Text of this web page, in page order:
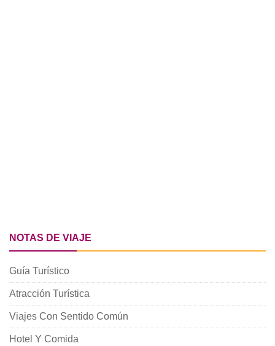
NOTAS DE VIAJE
Guía Turístico
Atracción Turística
Viajes Con Sentido Común
Hotel Y Comida